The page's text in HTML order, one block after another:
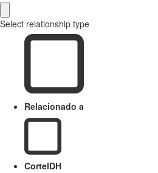
Select relationship type
Relacionado a
CorteIDH